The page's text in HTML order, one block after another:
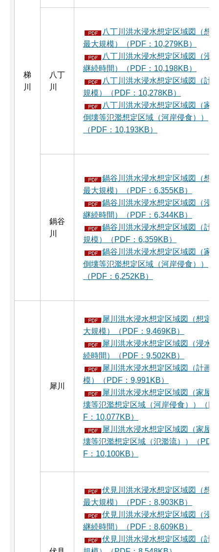
梯
川
八丁
川
八丁川洪水浸水想定区域図（想定
最大規模）（PDF：10,279KB）
八丁川洪水浸水想定区域図（浸水
継続時間）（PDF：10,198KB）
八丁川洪水浸水想定区域図（計画
規模）（PDF：10,278KB）
八丁川洪水浸水想定区域図（家屋
倒壊等氾濫想定区域（河岸侵食））
（PDF：10,193KB）
鍋谷
川
鍋谷川洪水浸水想定区域図（想定
最大規模）（PDF：6,355KB）
鍋谷川洪水浸水想定区域図（浸水
継続時間）（PDF：6,344KB）
鍋谷川洪水浸水想定区域図（計画
規模）（PDF：6,359KB）
鍋谷川洪水浸水想定区域図（家屋
倒壊等氾濫想定区域（河岸侵食））
（PDF：6,252KB）
犀川
犀川洪水浸水想定区域図（想定最
大規模）（PDF：9,469KB）
犀川洪水浸水想定区域図（浸水継
続時間）（PDF：9,502KB）
犀川洪水浸水想定区域図（計画規
模）（PDF：9,991KB）
犀川洪水浸水想定区域図（家屋倒
壊等氾濫想定区域（河岸侵食））（PD
F：10,077KB）
犀川洪水浸水想定区域図（家屋倒
壊等氾濫想定区域（氾濫流））（PD
F：10,100KB）
伏見川洪水浸水想定区域図（想定
最大規模）（PDF：8,903KB）
伏見川洪水浸水想定区域図（浸水
継続時間）（PDF：8,609KB）
伏見川洪水浸水想定区域図（計画